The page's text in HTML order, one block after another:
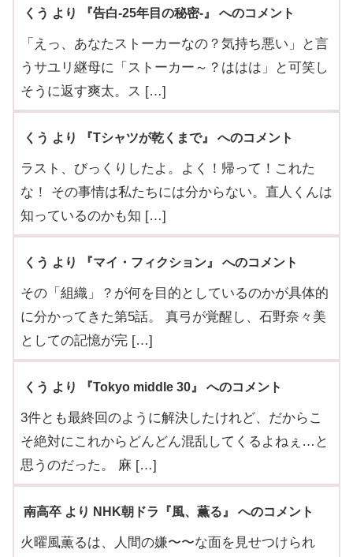
くう より 『告白-25年目の秘密-』 へのコメント
「えっ、あなたストーカーなの？気持ち悪い」と言
うサユリ継母に「ストーカー～？ははは」と可笑し
そうに返す爽太。ス […]
くう より 『Tシャツが乾くまで』 へのコメント
ラスト、びっくりしたよ。よく！帰って！これた
な！ その事情は私たちには分からない。直人くんは
知っているのかも知 […]
くう より 『マイ・フィクション』 へのコメント
その「組織」？が何を目的としているのかが具体的
に分かってきた第5話。 真弓が覚醒し、石野奈々美
としての記憶が完 […]
くう より 『Tokyo middle 30』 へのコメント
3件とも最終回のように解決したけれど、だからこ
そ絶対にこれからどんどん混乱してくるよねぇ…と
思うのだった。 麻 […]
南高卒 より NHK朝ドラ『風、薫る』 へのコメント
火曜風薫るは、人間の嫌〜〜な面を見せつけられ